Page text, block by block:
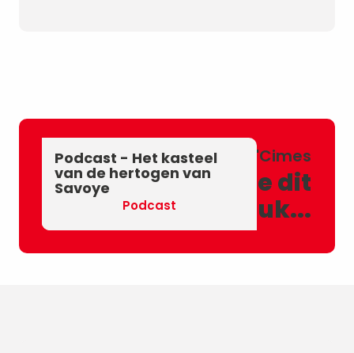
Chambéry'Cimes
Misschien vind je dit
ook leuk...
Podcast - De
Olifantenfontein
Podcast
Podcast - De
schuilkelders
Podcast
Podcast - Het kasteel
van de hertogen van
Savoye
Podcast